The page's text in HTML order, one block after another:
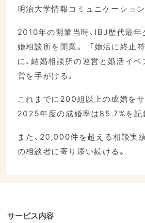
明治大学情報コミュニケーショ
2010年の開業当時、IBJ歴代最年
婚相談所を開業。 「婚活に終止符
に、結婚相談所の運営と婚活イベ
営を手がける。
これまでに200組以上の成婚をサ
2025年度の成婚率は85.7%を記
また、20,000件を超える相談実
の相談者に寄り添い続ける。
サービス内容